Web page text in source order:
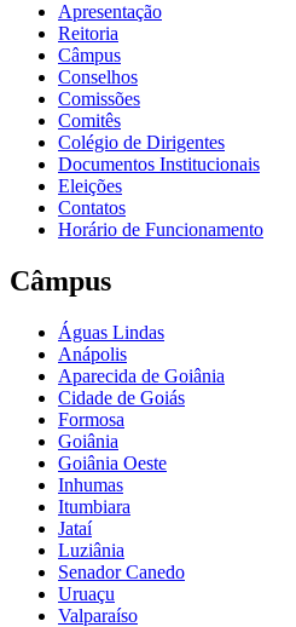
Apresentação
Reitoria
Câmpus
Conselhos
Comissões
Comitês
Colégio de Dirigentes
Documentos Institucionais
Eleições
Contatos
Horário de Funcionamento
Câmpus
Águas Lindas
Anápolis
Aparecida de Goiânia
Cidade de Goiás
Formosa
Goiânia
Goiânia Oeste
Inhumas
Itumbiara
Jataí
Luziânia
Senador Canedo
Uruaçu
Valparaíso